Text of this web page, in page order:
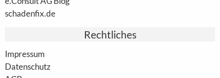
schadenfix.de
Rechtliches
Impressum
Datenschutz